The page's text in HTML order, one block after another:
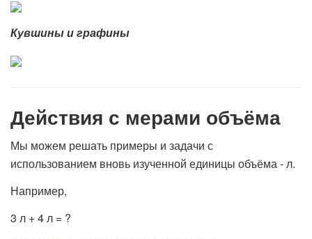
Кувшины и графины
Действия с мерами объёма
Мы можем решать примеры и задачи с
использованием вновь изученной единицы объёма - л.
Например,
3 л + 4 л = ?